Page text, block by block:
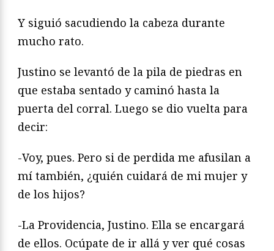
Y siguió sacudiendo la cabeza durante
mucho rato.
Justino se levantó de la pila de piedras en
que estaba sentado y caminó hasta la
puerta del corral. Luego se dio vuelta para
decir:
-Voy, pues. Pero si de perdida me afusilan a
mí también, ¿quién cuidará de mi mujer y
de los hijos?
-La Providencia, Justino. Ella se encargará
de ellos. Ocúpate de ir allá y ver qué cosas